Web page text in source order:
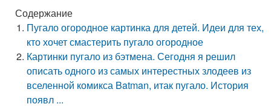
Содержание
Пугало огородное картинка для детей. Идеи для тех,
кто хочет смастерить пугало огородное
Картинки пугало из бэтмена. Сегодня я решил
описать одного из самых интерестных злодеев из
вселенной комикса Batman, итак пугало. История
появл ...